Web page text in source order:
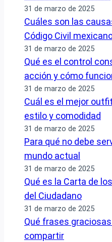
31 de marzo de 2025
Cuáles son las
Código Civil
31 de marzo de 2025
Qué es el control
acción y cómo
31 de marzo de 2025
Cuál es el mejor
estilo y comodidad
31 de marzo de 2025
Para qué no debe
mundo actual
31 de marzo de 2025
Qué es la Carta de
del Ciudadano
31 de marzo de 2025
Qué frases
compartir